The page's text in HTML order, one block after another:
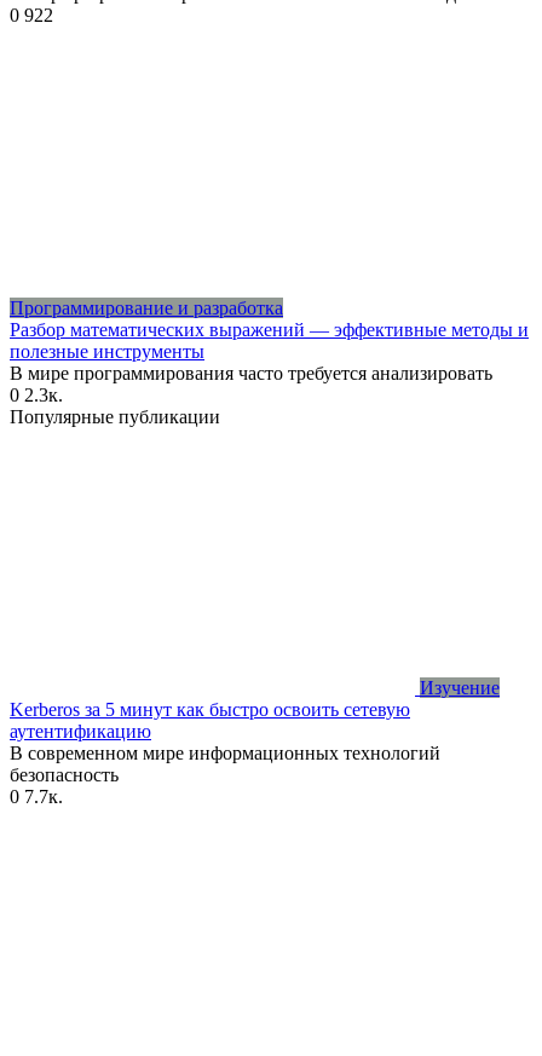
0 922
Программирование и разработка
Разбор математических выражений — эффективные методы и
полезные инструменты
В мире программирования часто требуется анализировать
0 2.3к.
Популярные публикации
Изучение
Kerberos за 5 минут как быстро освоить сетевую
аутентификацию
В современном мире информационных технологий
безопасность
0 7.7к.